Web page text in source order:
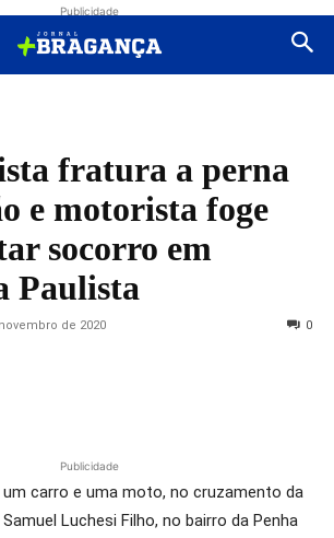
Publicidade
fratura a perna
e motorista foge
socorro em
Paulista
de 2020 0
Publicidade
carro e uma moto, no cruzamento da
Luchesi Filho, no bairro da Penha